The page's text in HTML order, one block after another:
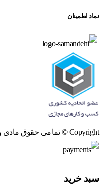
نماد اطمینان
Copyright © تمامی حقوق مادی و معنوی وب سایت محفوظ می باشد
سبد خرید